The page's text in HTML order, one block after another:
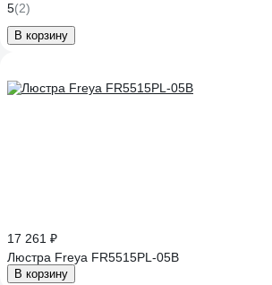
5(2)
В корзину
17 261 ₽
Люстра Freya FR5515PL-05B
В корзину